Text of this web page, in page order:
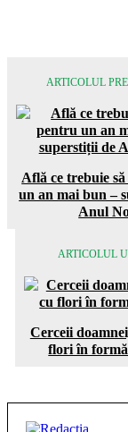
ARTICOLUL
Află ce trebuie
un an mai bun –
Anul
ARTICOLUL
Cerceii
flori în